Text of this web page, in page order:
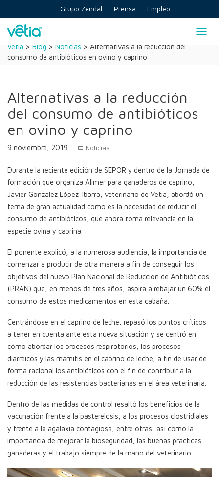
content
Grupo Zendal Prensa Empleo
Vetia > Blog > Noticias > Alternativas a la reducción del
consumo de antibióticos en ovino y caprino
Alternativas a la reducción
del consumo de antibióticos
en ovino y caprino
9 noviembre, 2019 Noticias
Durante la reciente edición de SEPOR y dentro de la Jornada de
formación que organiza Alimer para ganaderos de caprino,
Javier González López-Ibarra, veterinario de Vetia, abordó un
tema de gran actualidad como es la necesidad de reducir el
consumo de antibióticos, que ahora toma relevancia en la
especie ovina y caprina.
El ponente explicó, a la numerosa audiencia, la importancia de
comenzar a producir de otra manera a fin de conseguir los
objetivos del nuevo Plan Nacional de Reducción de Antibióticos
(PRAN) que, en menos de tres años, aspira a rebajar un 60% el
consumo de estos medicamentos en esta cabaña.
Centrándose en el caprino de leche, repasó los puntos críticos
a tener en cuenta ante esta nueva situación y se centró en
cómo abordar los procesos respiratorios, los procesos
diarreicos y las mamitis en el caprino de leche, a fin de usar de
forma racional los antibióticos con el fin de contribuir a la
reducción de las resistencias bacterianas en el área veterinaria.
Dentro de las medidas de control resaltó los beneficios de la
vacunación frente a la pasterelosis, a los procesos clostridiales
y frente a la agalaxia contagiosa, entre otras, así como la
importancia de mejorar la bioseguridad, las buenas prácticas
ganaderas y el trabajo siempre de la mano del veterinario.